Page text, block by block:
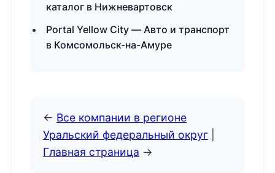
каталог в Нижневартовск
Portal Yellow City — Авто и транспорт
в Комсомольск-на-Амуре
← Все компании в регионе
Уральский федеральный округ
Главная страница →